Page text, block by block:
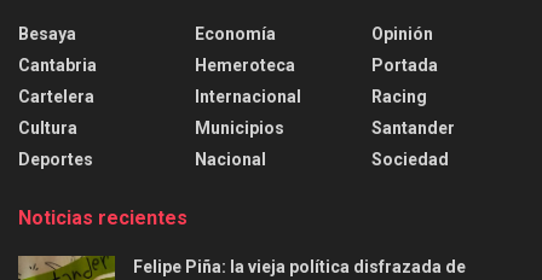
Besaya
Cantabria
Cartelera
Cultura
Deportes
Economía
Hemeroteca
Internacional
Municipios
Nacional
Opinión
Portada
Racing
Santander
Sociedad
Noticias recientes
Felipe Piña: la vieja política disfrazada de